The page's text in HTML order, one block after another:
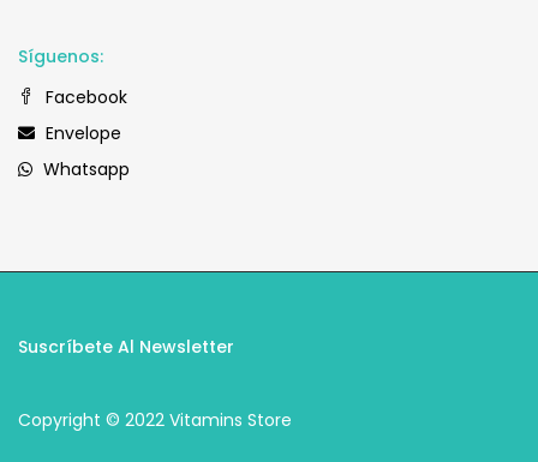
Síguenos:
Facebook
Envelope
Whatsapp
Copyright © 2022 Vitamins Store
Suscríbete Al Newsletter